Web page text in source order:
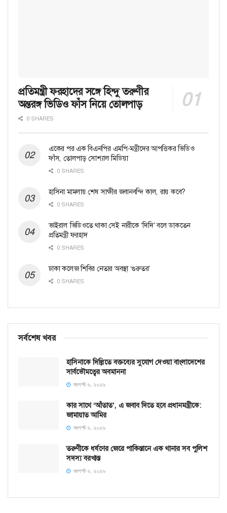
প্রতিমন্ত্রী ফরহাদের সঙ্গে হিন্দু তরুণীর
অন্তরঙ্গ ভিডিও ফাঁস নিয়ে তোলপাড়
0 SHARES
একের পর এক বিএনপির এমপি-মন্ত্রীদের আপত্তিকর ভিডিও
ফাঁস, তোলপাড় সোশ্যাল মিডিয়া
0 SHARES
হাসিনা মামলায় শেষ সাক্ষীর জবানবন্দি কাল, রায় কবে?
0 SHARES
ভাইরাল ভিডিওতে থাকা সেই নারীকে ‘দিদি’ বলে ডাকতেন
প্রতিমন্ত্রী ফরহাদ
0 SHARES
ঢাকা কলেজ শিবির নেতার অবস্থা ‘গুরুতর’
0 SHARES
সর্বশেষ খবর
হাসিনাকে দিল্লিতে বক্তব্যের সুযোগ দেওয়া বাংলাদেশের
সার্বভৌমত্বের অবমাননা
আগস্ট ৬, ২০২৬
কার সাথে ‘আঁতাত’, এ জবাব দিতে হবে প্রধানমন্ত্রীকে:
জামায়াত আমির
আগস্ট ৬, ২০২৬
তরুণীকে ধর্ষণের জেরে পাকিস্তানে এক থানার সব পুলিশ
সদস্য বরখাস্ত
আগস্ট ৬, ২০২৬